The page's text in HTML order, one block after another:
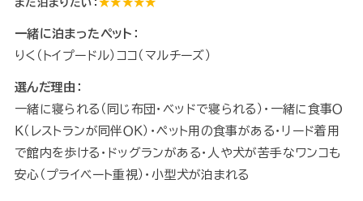
また泊まりたい： ★★★★★
一緒に泊まったペット：
りく（トイプードル）ココ（マルチーズ）
選んだ理由：
一緒に寝られる（同じ布団・ベッドで寝られる）・一緒に食事Ｏ
Ｋ（レストランが同伴ＯＫ）・ペット用の食事がある・リード着用
で館内を歩ける・ドッグランがある・人や犬が苦手なワンコも
安心（プライベート重視）・小型犬が泊まれる